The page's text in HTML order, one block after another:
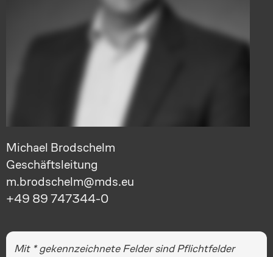
Michael Brodschelm
Geschäftsleitung
m.brodschelm@mds.eu
+49 89 747344-0
Mit * gekennzeichnete Felder sind Pflichtfelder